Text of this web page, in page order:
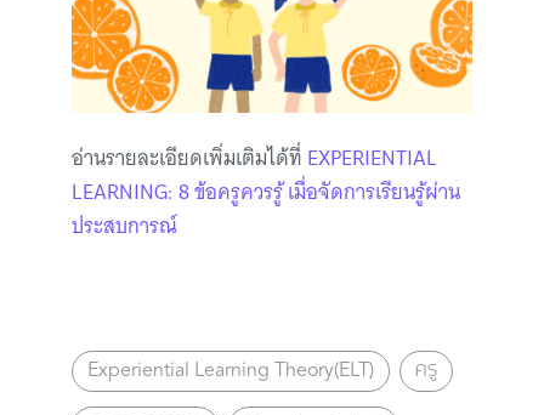
อ่านรายละเอียดเพิ่มเติมได้ที่ EXPERIENTIAL
LEARNING: 8 ข้อครูควรรู้ เมื่อจัดการเรียนรู้ผ่าน
ประสบการณ์
Experiential Learning Theory(ELT) ครู